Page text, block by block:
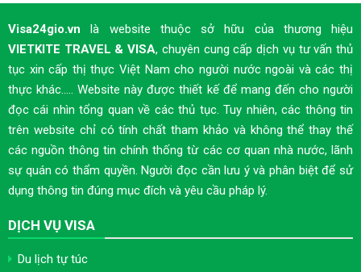
Visa24gio.vn là website thuộc sở hữu của thương hiệu
VIETKITE TRAVEL & VISA, chuyên cung cấp dịch vụ tư vấn thủ
tục xin cấp thị thực Việt Nam cho người nước ngoài và các thị
thực khác..... Website này được thiết kế để mang đến cho người
đọc cái nhìn tổng quan về các thủ tục. Tuy nhiên, các thông tin
trên website chỉ có tính chất tham khảo và không thể thay thế
các nguồn thông tin chính thống từ các cơ quan nhà nước, lãnh
sự quán có thẩm quyền. Người đọc cần lưu ý và phân biệt để sử
dụng thông tin đúng mục đích và yêu cầu pháp lý.
DỊCH VỤ VISA
Du lịch tự túc